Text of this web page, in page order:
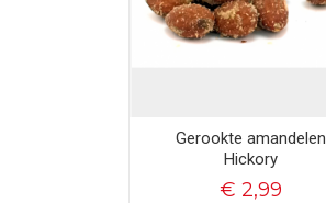
Gerookte amandelen
Hickory
€ 2,99